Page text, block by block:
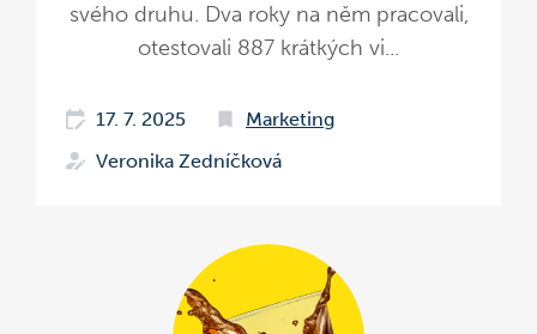
svého druhu. Dva roky na něm pracovali,
otestovali 887 krátkých vi...
17. 7. 2025
Marketing
Veronika Zedníčková